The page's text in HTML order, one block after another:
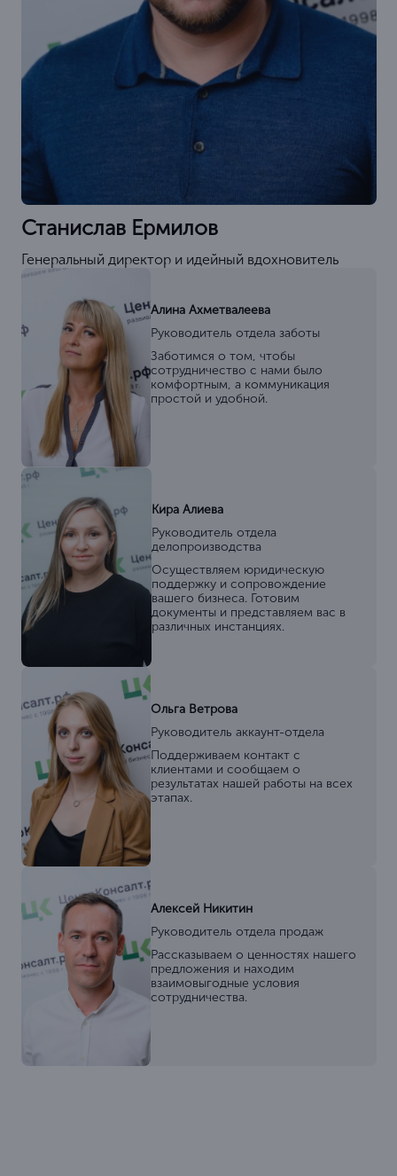
Станислав Ермилов
Генеральный директор и идейный вдохновитель
Алина Ахметвалеева
Руководитель отдела заботы
Заботимся о том, чтобы
сотрудничество с нами было
комфортным, а коммуникация
простой и удобной.
Кира Алиева
Руководитель отдела
делопроизводства
Осуществляем юридическую
поддержку и сопровождение
вашего бизнеса. Готовим
документы и представляем вас в
различных инстанциях.
Ольга Ветрова
Руководитель аккаунт-отдела
Поддерживаем контакт с
клиентами и сообщаем о
результатах нашей работы на всех
этапах.
Алексей Никитин
Руководитель отдела продаж
Рассказываем о ценностях нашего
предложения и находим
взаимовыгодные условия
сотрудничества.